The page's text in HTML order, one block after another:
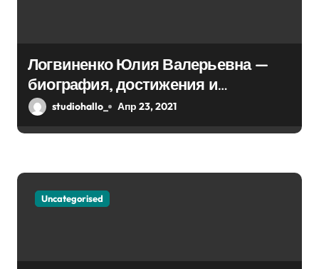
п
и
с
Логвиненко Юлия Валерьевна —
биография, достижения и
интересные факты Колпино
studiohallo_ Апр 23, 2021
Uncategorised